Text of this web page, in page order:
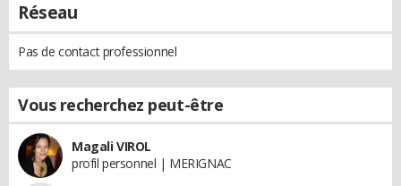
Réseau
Pas de contact professionnel
Vous recherchez peut-être
Magali VIROL
profil personnel | MERIGNAC